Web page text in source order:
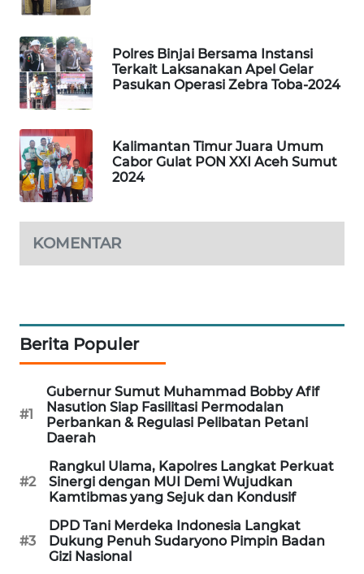
Polres Binjai Bersama Instansi
Terkait Laksanakan Apel Gelar
Pasukan Operasi Zebra Toba-2024
Kalimantan Timur Juara Umum
Cabor Gulat PON XXI Aceh Sumut
2024
KOMENTAR
Berita Populer
#1
Gubernur Sumut Muhammad Bobby Afif
Nasution Siap Fasilitasi Permodalan
Perbankan & Regulasi Pelibatan Petani
Daerah
#2
Rangkul Ulama, Kapolres Langkat Perkuat
Sinergi dengan MUI Demi Wujudkan
Kamtibmas yang Sejuk dan Kondusif
#3
DPD Tani Merdeka Indonesia Langkat
Dukung Penuh Sudaryono Pimpin Badan
Gizi Nasional
MEDAN
METRO
JAKARTA
NEWS
KRT
NEWS
KARING
NEWS
JURNAL
HUMBANG
NEWS
GARONGGANG
NEWS
FISUELRI
ID
ENERGI
NEWS
CILEUNGSI